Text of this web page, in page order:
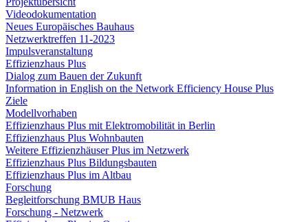
Videodokumentation
Neues Europäisches Bauhaus
Netzwerktreffen 11-2023
Impulsveranstaltung
Effizienzhaus Plus
Dialog zum Bauen der Zukunft
Information in English on the Network Efficiency House Plus
Ziele
Modellvorhaben
Effizienzhaus Plus mit Elektromobilität in Berlin
Effizienzhaus Plus Wohnbauten
Weitere Effizienzhäuser Plus im Netzwerk
Effizienzhaus Plus Bildungsbauten
Effizienzhaus Plus im Altbau
Forschung
Begleitforschung BMUB Haus
Forschung - Netzwerk